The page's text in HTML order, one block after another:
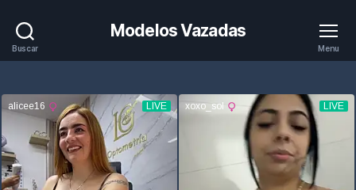
Buscar
Modelos Vazadas
Menu